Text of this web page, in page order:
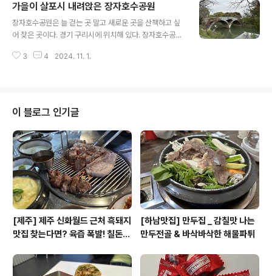
아지 공원을 지나 숲길을 걸었다. 뚝방길과 숲 사이의 작은
산책로는 내가 좋아하는 산책 코스 중 한 곳이다. 무릎 높이
의 풀들이 흔들거리고 갈대가 사이사이 섞여있어 가을 느
데, 걸어서 스타필드까지 갈 수 있다. 아이스라테가 당겨서,
가을이 살포시 내려앉은 장자호수공원
장자호수공원은 늘 걷는 곳 말고 새로운 곳을 산책하고 싶
어 찾은 곳이다. 경기 구리시에 위치해 있다. 장자호수공원
무료다. 주차장에 바로 연결되어 있는 출입구로 공원에 들
가 있는데 이곳엔 코스모스 꽃이 만발한 꽃밭도 있었다. 공
원 중앙의 장미원에는 분홍색, 흰색, 노란색의 장미꽃들이
아직 피어있었다. 장미는 5월에 피는 줄 알았는데, 날씨가
이상해서 아직 있는 걸까? 공원 안에는 산책로 외에 맨발
걷기를 할 수 있는 황톳길도 마련되어 있었다. 일반 보도와
구분되어 깔끔하게 관리..
3 4 2024. 11. 1.
이 블로그 인기글
[제주] 제주 신화월드 근처 흑돼지
맛집 찾는다면? 육즙 폭발! 칠돈가
[하남맛집] 만두집 _ 감칠맛 나는
만두전골 & 바삭바삭한 해물파튀